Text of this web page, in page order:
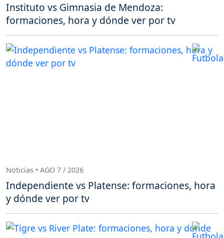
Instituto vs Gimnasia de Mendoza:
formaciones, hora y dónde ver por tv
Noticias • AGO 7 / 2026
Independiente vs Platense: formaciones, hora
y dónde ver por tv